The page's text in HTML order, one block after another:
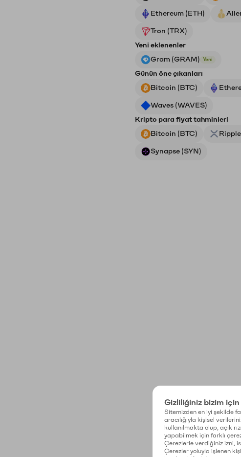
Ethereum (ETH)
Tron (TRX)
Yeni eklenenler
Gram (GRAM)
Yeni
Günün öne çıkanları
Bitcoin (BTC)
Waves (WAVES)
Kripto para fiyat tahminleri
Bitcoin (BTC)
Synapse (SYN)
Gizliliğiniz bizim
Sitemizden en iyi şekilde
aracılığıyla kişisel
kullanılmakta olup, açık
yapabilmek için farklı
Çerezlerle verdiğiniz izni,
Çerezler yoluyla işlenen